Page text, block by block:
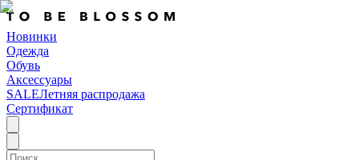
Новинки
Одежда
Обувь
Аксессуары
SALEЛетняя распродажа
Сертификат